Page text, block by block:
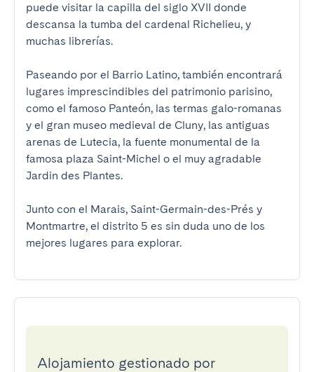
puede visitar la capilla del siglo XVII donde
descansa la tumba del cardenal Richelieu, y
muchas librerías.
Paseando por el Barrio Latino, también encontrará
lugares imprescindibles del patrimonio parisino,
como el famoso Panteón, las termas galo-romanas
y el gran museo medieval de Cluny, las antiguas
arenas de Lutecia, la fuente monumental de la
famosa plaza Saint-Michel o el muy agradable
Jardin des Plantes.
Junto con el Marais, Saint-Germain-des-Prés y
Montmartre, el distrito 5 es sin duda uno de los
mejores lugares para explorar.
Alojamiento gestionado por